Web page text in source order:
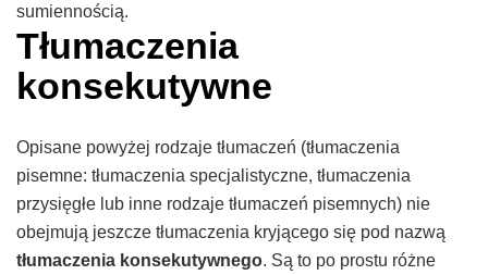
sumiennością.
Tłumaczenia
konsekutywne
Opisane powyżej rodzaje tłumaczeń (tłumaczenia
pisemne: tłumaczenia specjalistyczne, tłumaczenia
przysięgłe lub inne rodzaje tłumaczeń pisemnych) nie
obejmują jeszcze tłumaczenia kryjącego się pod nazwą
tłumaczenia konsekutywnego. Są to po prostu różne